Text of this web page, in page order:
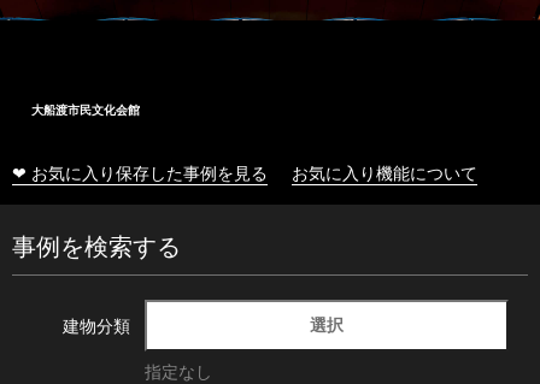
大船渡市民文化会館
❤ お気に入り保存した事例を見る お気に入り機能について
事例を検索する
建物分類 選択
指定なし